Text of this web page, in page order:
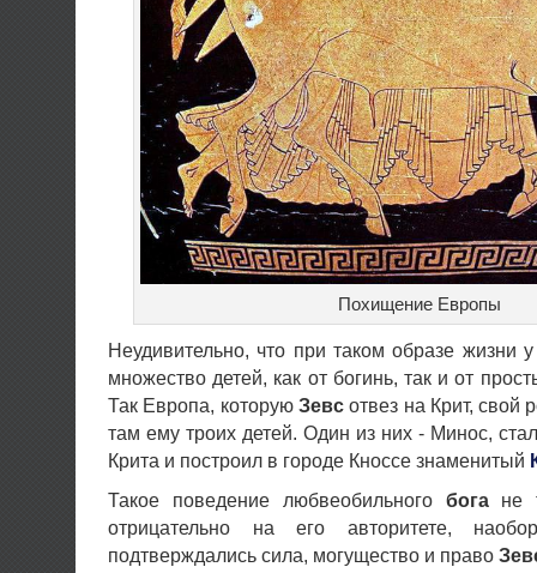
Похищение Европы
Неудивительно, что при таком образе жизни
множество детей, как от богинь, так и от
Так Европа, которую Зевсотвез на Крит, свой
там ему троих детей. Один из них - Минос,
Крита и построил в городе Кноссе знаменитый
Такое поведение любвеобильного богане
отрицательно на его авторитете,
подтверждались сила, могущество и право